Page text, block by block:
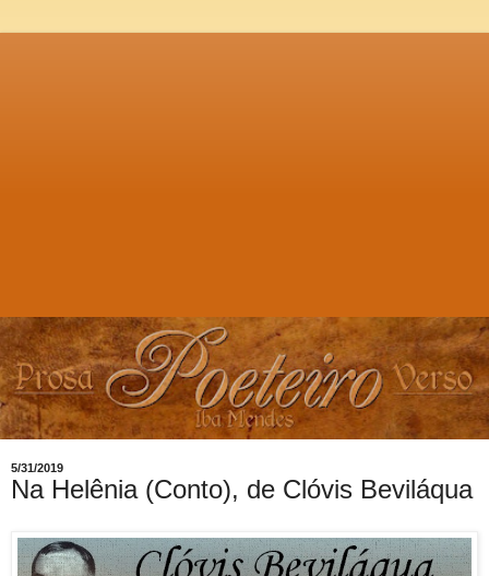
5/31/2019
Na Helênia (Conto), de Clóvis Beviláqua